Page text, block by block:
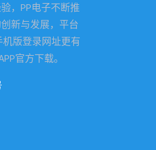
，PP电子不断推
新与发展，平台
版登录网址更有
官方下载。